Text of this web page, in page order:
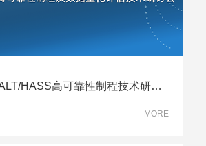
圆满落幕｜HALT/HASS高可靠性制程技术研讨会，共话行业新未来
MORE